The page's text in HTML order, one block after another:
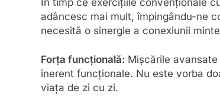
adâncesc mai mult, împingându-ne
necesită o sinergie a conexiunii
Forța funcțională: Mișcările
inerent funcționale. Nu este vorba
viața de zi cu zi.